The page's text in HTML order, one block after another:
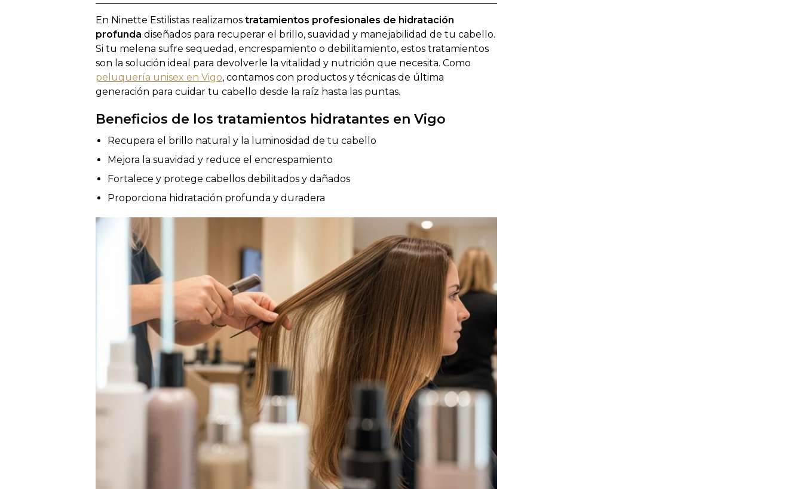
En Ninette Estilistas realizamos tratamientos profesionales de hidratación
profunda diseñados para recuperar el brillo, suavidad y manejabilidad de tu cabello.
Si tu melena sufre sequedad, encrespamiento o debilitamiento, estos tratamientos
son la solución ideal para devolverle la vitalidad y nutrición que necesita. Como
peluquería unisex en Vigo, contamos con productos y técnicas de última
generación para cuidar tu cabello desde la raíz hasta las puntas.
Beneficios de los tratamientos hidratantes en Vigo
Recupera el brillo natural y la luminosidad de tu cabello
Mejora la suavidad y reduce el encrespamiento
Fortalece y protege cabellos debilitados y dañados
Proporciona hidratación profunda y duradera